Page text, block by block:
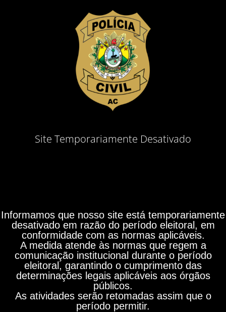
Site Temporariamente Desativado
Informamos que nosso site está temporariamente
desativado em razão do período eleitoral, em
conformidade com as normas aplicáveis.
A medida atende às normas que regem a
comunicação institucional durante o período
eleitoral, garantindo o cumprimento das
determinações legais aplicáveis aos órgãos
públicos.
As atividades serão retomadas assim que o
período permitir.